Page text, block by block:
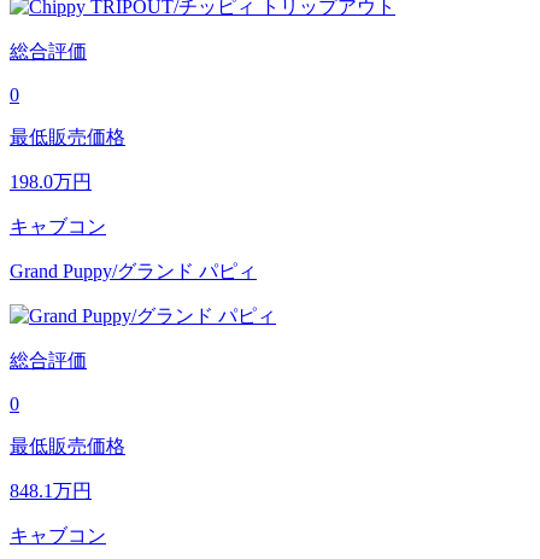
総合評価
0
最低販売価格
198.0万円
キャブコン
Grand Puppy/グランド パピィ
総合評価
0
最低販売価格
848.1万円
キャブコン